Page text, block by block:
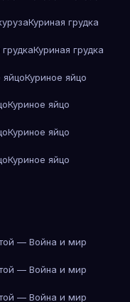
Куриная грудка
Куриная грудка
яйцоКуриное яйцо
Куриное яйцо
Куриное яйцо
Куриное яйцо
— Война и мир
— Война и мир
— Война и мир